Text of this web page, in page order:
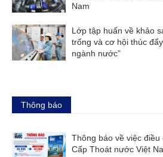
Nam
Lớp tập huấn về khảo
trống và cơ hội thúc
ngành nước”
Thông báo
Thông báo về việc
Cấp Thoát nước Việt